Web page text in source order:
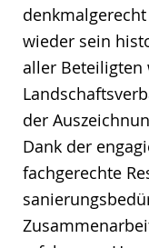
wieder sein
aller Beteiligten
der
Dank der
fachgerechte